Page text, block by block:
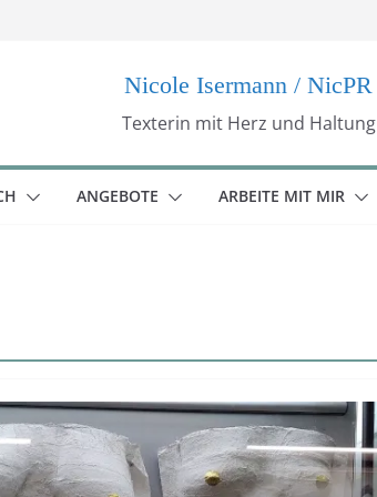
Nicole Isermann / NicPR
Texterin mit Herz und Haltung
ANGEBOTE ARBEITE MIT MIR